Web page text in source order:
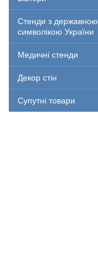
Стенди з державною
символікою України
Медичні стенди
Декор стін
Супутні товари